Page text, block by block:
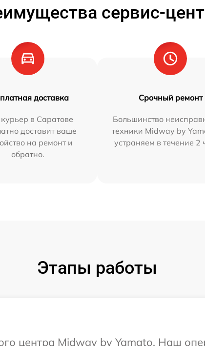
сервис-
доставка
в Саратове
доставит ваше
на ремонт и
обратно.
Срочный ремонт
Большинство
техники Midway by
устраняем в течение 2
Этапы работы
центра Midway by Yamato. Наш